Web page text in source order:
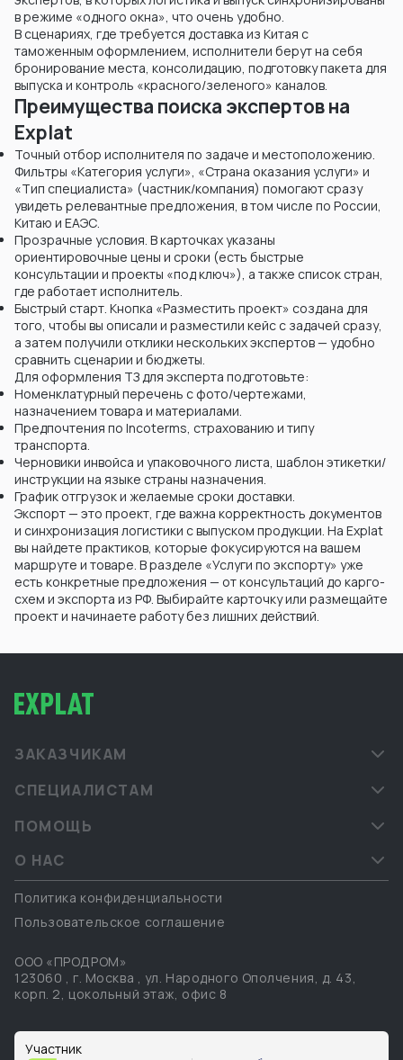
в режиме «одного окна», что очень удобно.
В сценариях, где требуется доставка из Китая с
таможенным оформлением, исполнители берут на себя
бронирование места, консолидацию, подготовку пакета для
выпуска и контроль «красного/зеленого» каналов.
Преимущества поиска экспертов на
Explat
Точный отбор исполнителя по задаче и местоположению.
Фильтры «Категория услуги», «Страна оказания услуги» и
«Тип специалиста» (частник/компания) помогают сразу
увидеть релевантные предложения, в том числе по России,
Китаю и ЕАЭС.
Прозрачные условия. В карточках указаны
ориентировочные цены и сроки (есть быстрые
консультации и проекты «под ключ»), а также список стран,
где работает исполнитель.
Быстрый старт. Кнопка «Разместить проект» создана для
того, чтобы вы описали и разместили кейс с задачей сразу,
а затем получили отклики нескольких экспертов — удобно
сравнить сценарии и бюджеты.
Для оформления ТЗ для эксперта подготовьте:
Номенклатурный перечень с фото/чертежами,
назначением товара и материалами.
Предпочтения по Incoterms, страхованию и типу
транспорта.
Черновики инвойса и упаковочного листа, шаблон этикетки/
инструкции на языке страны назначения.
График отгрузок и желаемые сроки доставки.
Экспорт — это проект, где важна корректность документов
и синхронизация логистики с выпуском продукции. На Explat
вы найдете практиков, которые фокусируются на вашем
маршруте и товаре. В разделе «Услуги по экспорту» уже
есть конкретные предложения — от консультаций до карго-
схем и экспорта из РФ. Выбирайте карточку или размещайте
проект и начинаете работу без лишних действий.
ЗАКАЗЧИКАМ
СПЕЦИАЛИСТАМ
ПОМОЩЬ
О НАС
Политика конфиденциальности
Пользовательское соглашение
ООО «ПРОДРОМ»
123060 , г. Москва , ул. Народного Ополчения, д. 43,
корп. 2, цокольный этаж, офис 8
Участник